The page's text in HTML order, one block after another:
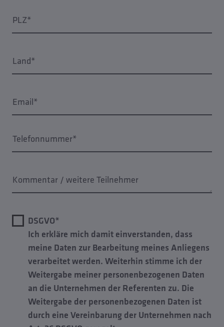
PLZ*
Land*
Email*
Telefonnummer*
Kommentar / weitere Teilnehmer
DSGVO*
Ich erkläre mich damit einverstanden, dass
meine Daten zur Bearbeitung meines Anliegens
verarbeitet werden. Weiterhin stimme ich der
Weitergabe meiner personenbezogenen Daten
an die Unternehmen der Referenten zu. Die
Weitergabe der personenbezogenen Daten ist
durch eine Vereinbarung der Unternehmen nach